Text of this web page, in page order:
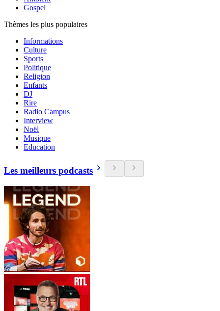
Gospel
Thèmes les plus populaires
Informations
Culture
Sports
Politique
Religion
Enfants
DJ
Rire
Radio Campus
Interview
Noël
Musique
Education
Les meilleurs podcasts